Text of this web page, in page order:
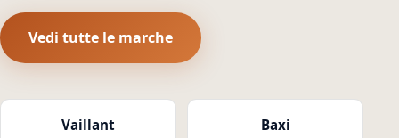
Vedi tutte le marche
Vaillant Baxi